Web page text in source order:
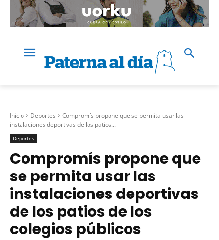
Inicio Deportes
Compromís propone que se permita usar las
instalaciones deportivas de los patios...
Deportes
Compromís propone que
se permita usar las
instalaciones deportivas
de los patios de los
colegios públicos